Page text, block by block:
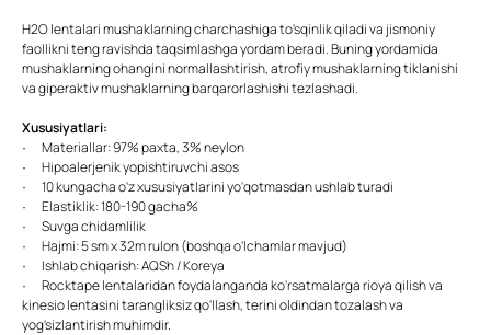
H2O lentalari mushaklarning charchashiga to'sqinlik qiladi va jismoniy
faollikni teng ravishda taqsimlashga yordam beradi. Buning yordamida
mushaklarning ohangini normallashtirish, atrofiy mushaklarning tiklanishi
va giperaktiv mushaklarning barqarorlashishi tezlashadi.
Xususiyatlari:
· Materiallar: 97% paxta, 3% neylon
· Hipoalerjenik yopishtiruvchi asos
· 10 kungacha o'z xususiyatlarini yo'qotmasdan ushlab turadi
· Elastiklik: 180-190 gacha%
· Suvga chidamlilik
· Hajmi: 5 sm x 32m rulon (boshqa o'lchamlar mavjud)
· Ishlab chiqarish: AQSh / Koreya
· Rocktape lentalaridan foydalanganda ko'rsatmalarga rioya qilish va
kinesio lentasini tarangliksiz qo'llash, terini oldindan tozalash va
yog'sizlantirish muhimdir.